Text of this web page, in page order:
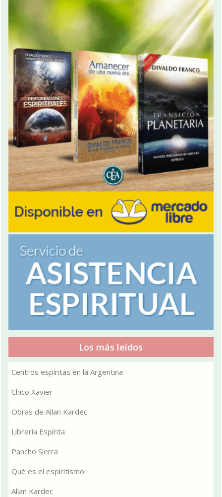
Los más leídos
Centros espíritas en la Argentina
Chico Xavier
Obras de Allan Kardec
Librería Espírita
Pancho Sierra
Qué es el espiritismo
Allan Kardec